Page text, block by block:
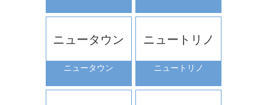
ニュータウン
ニュータウン
ニュートリノ
ニュートリノ